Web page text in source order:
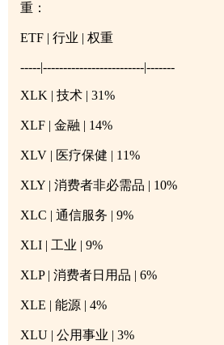
重：
ETF | 行业 | 权重
-----|-------------------------|-------
XLK | 技术 | 31%
XLF | 金融 | 14%
XLV | 医疗保健 | 11%
XLY | 消费者非必需品 | 10%
XLC | 通信服务 | 9%
XLI | 工业 | 9%
XLP | 消费者日用品 | 6%
XLE | 能源 | 4%
XLU | 公用事业 | 3%